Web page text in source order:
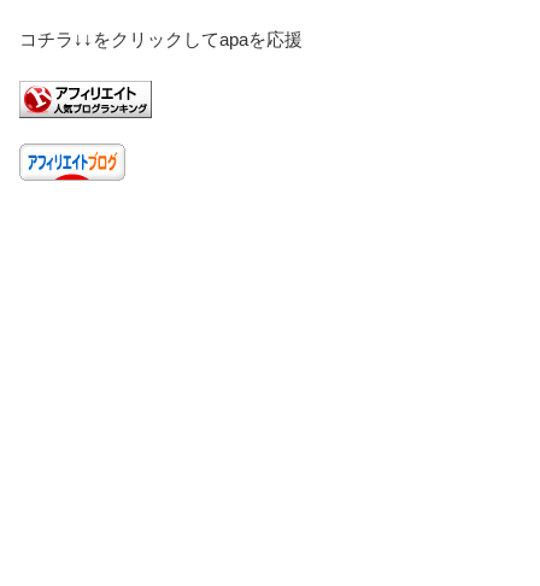
コチラ↓↓をクリックしてapaを応援